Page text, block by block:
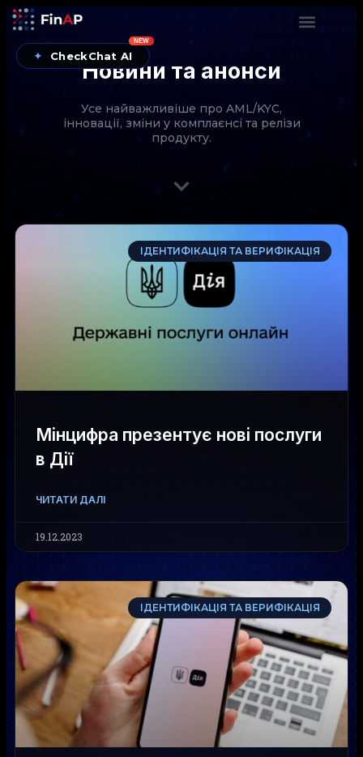
✦ CheckChat AI
NEW
Новини та анонси
Усе найважливіше про AML/KYC,
інновації, зміни у комплаєнсі та релізи
продукту.
ІДЕНТИФІКАЦІЯ ТА ВЕРИФІКАЦІЯ
Мінцифра презентує нові послуги
в Дії
ЧИТАТИ ДАЛІ
19.12.2023
ІДЕНТИФІКАЦІЯ ТА ВЕРИФІКАЦІЯ